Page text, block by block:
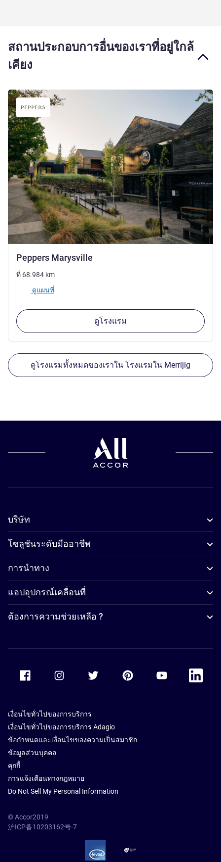
สถานประกอบการอื่นของเราที่อยู่ใกล้
เคียง
Peppers Marysville
ที่ 68.984 km
ดูแผนที่
ดูโรงแรม
ดูโรงแรมทั้งหมดของเราใน โรงแรมใน Merrijig
บริษัท
โซลูชันระดับมืออาชีพ
การนำทาง
แอปอุปกรณ์เคลื่อนที่
ต้องการความช่วยเหลือ ?
Accor Facebook Accor TwitterAccor PinterestAccor Youtube
Accor
เงื่อนไขทั่วไปของการบริการ
เงื่อนไขทั่วไปของการบริการ Adagio
ข้อกำหนดและเงื่อนไขของความเป็นสมาชิก
ข้อมูลส่วนบุคคล
คุกกี้
การแจ้งเตือนทางกฎหมาย
Do Not Sell My Personal Information
© Accor2019
沪ICP备10203162号-7